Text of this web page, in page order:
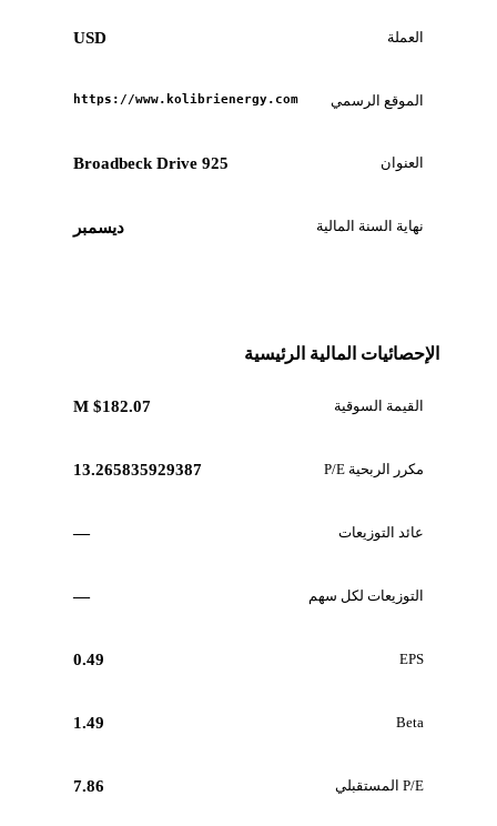
العملة USD
الموقع الرسمي https://www.kolibrienergy.com
العنوان 925 Broadbeck Drive
نهاية السنة المالية ديسمبر
الإحصائيات المالية الرئيسية
القيمة السوقية $182.07 M
مكرر الربحية P/E 13.265835929387
عائد التوزيعات —
التوزيعات لكل سهم —
EPS
0.49
Beta
1.49
P/E المستقبلي 7.86